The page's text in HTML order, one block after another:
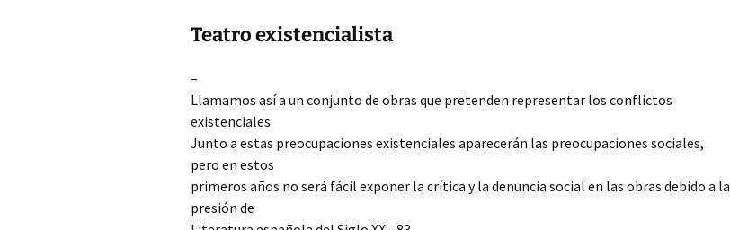
Teatro existencialista
–
Llamamos así a un conjunto de obras que pretenden representar los conflictos
existenciales
Junto a estas preocupaciones existenciales aparecerán las preocupaciones sociales,
pero en estos
primeros años no será fácil exponer la crítica y la denuncia social en las obras debido a la
presión de